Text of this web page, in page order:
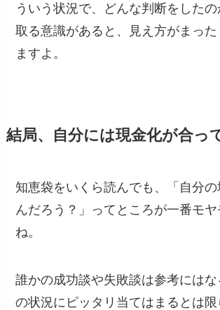
ういう状況で、どんな判断をした
取る意識があると、見え方がまった
ますよ。
結局、自分には現金化が合っ
知恵袋をいくら読んでも、「自分
んだろう？」ってところが一番モヤ
ね。
誰かの成功談や失敗談は参考には
の状況にピッタリ当てはまるとは限